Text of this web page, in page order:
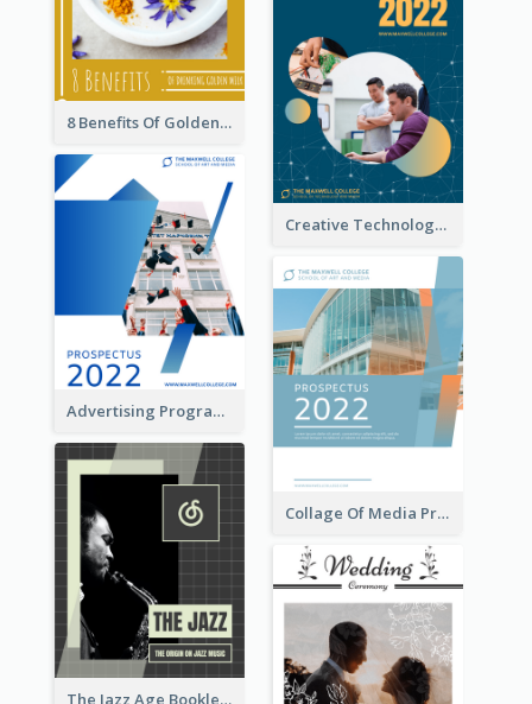
8 Benefits Of Golden Milk Booklet
Creative Technology College Prospectus
Advertising Program College Prospectus
Collage Of Media Prospectus
The Jazz Age Booklet